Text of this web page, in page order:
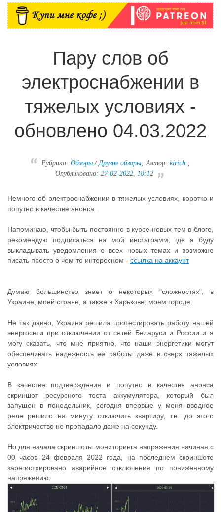
Пару слов об
электроснабжении в
тяжелых условиях -
обновлено 04.03.2022
Рубрика: Обзоры /Другие обзоры; Автор: kirich ;
Опубликовано: 27-02-2022, 18:12
Немного об электроснабжении в тяжелых условиях, коротко и
попутно в качестве анонса.
Напоминаю, чтобы быть постоянно в курсе новых тем в блоге,
рекомендую подписаться на мой инстаграмм, где я буду
выкладывать уведомления о всех новых темах и возможно
писать просто о чем-то интересном - ссылка на аккаунт
Думаю большинство знает о некоторых "сложностях", в
Украине, моей стране, а также в Харькове, моем городе.
Не так давно, Украина решила протестировать работу нашей
энергосети при отключении от сетей Беларуси и России и я
могу сказать, что мне приятно, что наши энергетики могут
обеспечивать надежность её работы даже в сверх тяжелых
условиях.
В качестве подтверждения и попутно в качестве анонса
скриншот ресурсного теста аккумулятора, который был
запущен в понедельник, сегодня впервые у меня вводное
реле решило на минуту отключить квартиру, т.е. до этого
электричество не пропадало даже на секунду.
Но для начала скриншоты мониторинга напряжения начиная с
00 часов 24 февраля 2022 года, на последнем скриншоте
зарегистрировано аварийное отключения по пониженному
напряжению.